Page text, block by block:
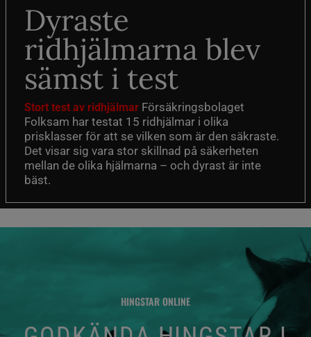
Dyraste
ridhjälmarna blev
sämst i test
Stort test av ridhjälmar Försäkringsbolaget
Folksam har testat 15 ridhjälmar i olika
prisklasser för att se vilken som är den säkraste.
Det visar sig vara stor skillnad på säkerheten
mellan de olika hjälmarna – och dyrast är inte
bäst.
HINGSTAR ONLINE